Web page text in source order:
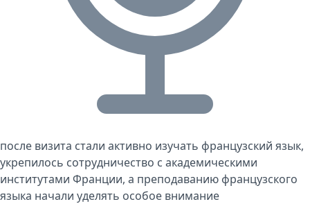
после визита стали активно изучать французский язык,
укрепилось сотрудничество с академическими
институтами Франции, а преподаванию французского
языка начали уделять особое внимание